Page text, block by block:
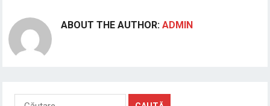
ABOUT THE AUTHOR:ADMIN
Caută